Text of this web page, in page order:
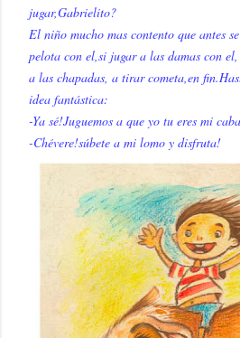
jugar,Gabrielito?
El niño mucho mas contento que antes
pelota con el,si jugar a las damas con
a las chapadas, a tirar cometa,en
idea fantástica:
-Ya sé!Juguemos a que yo tu eres mi
-Chévere!súbete a mi lomo y disfruta!